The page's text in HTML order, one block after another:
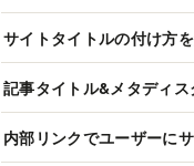
サイトタイトルの付け方
記事タイトル&メタディ
内部リンクでユーザーに